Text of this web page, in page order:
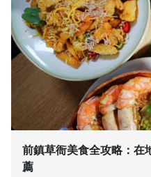
前鎮草衙美食全攻略：在
薦